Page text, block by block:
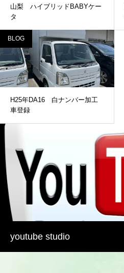
山梨 ハイブリッドBABYケー
タ
BLOG
H25年DA16 白ナンバー加工
車登録
youtube studio